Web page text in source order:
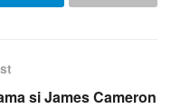
si James Cameron